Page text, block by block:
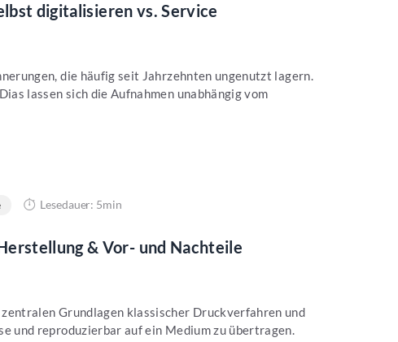
digitalisieren vs. Service
die häufig seit Jahrzehnten ungenutzt lagern.
lassen sich die Aufnahmen unabhängig vom
Lesedauer: 5min
& Vor- und Nachteile
Grundlagen klassischer Druckverfahren und
und reproduzierbar auf ein Medium zu übertragen.